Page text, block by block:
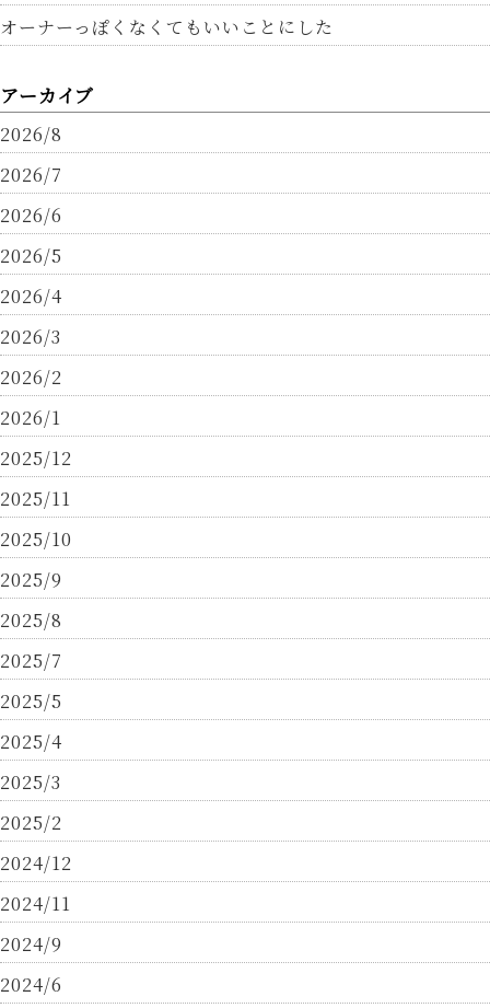
オーナーっぽくなくてもいいことにした
アーカイブ
2026/8
2026/7
2026/6
2026/5
2026/4
2026/3
2026/2
2026/1
2025/12
2025/11
2025/10
2025/9
2025/8
2025/7
2025/5
2025/4
2025/3
2025/2
2024/12
2024/11
2024/9
2024/6